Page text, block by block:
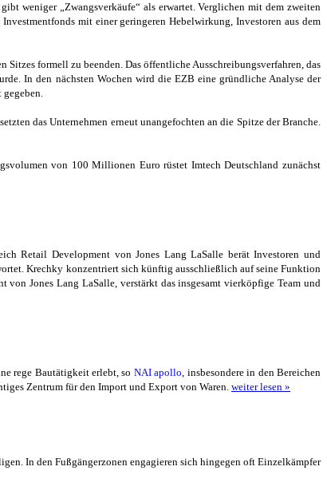
weniger „Zwangsverkäufe“ als erwartet. Verglichen mit dem zweiten
mit einer geringeren Hebelwirkung, Investoren aus dem
Sitzes formell zu beenden. Das öffentliche Ausschreibungsverfahren, das
In den nächsten Wochen wird die EZB eine gründliche Analyse der
das Unternehmen erneut unangefochten an die Spitze der Branche.
von 100 Millionen Euro rüstet Imtech Deutschland zunächst
Retail Development von Jones Lang LaSalle berät Investoren und
Krechky konzentriert sich künftig ausschließlich auf seine Funktion
von Jones Lang LaSalle, verstärkt das insgesamt vierköpfige Team und
rege Bautätigkeit erlebt, so NAI apollo, insbesondere in den Bereichen
Zentrum für den Import und Export von Waren. weiter lesen »
In den Fußgängerzonen engagieren sich hingegen oft Einzelkämpfer